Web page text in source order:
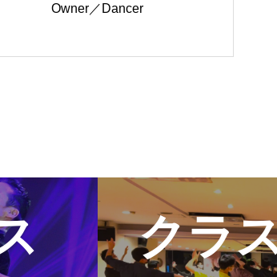
クリエイティブなメンバー
料金案内
お得な料金システムがあ
Owner／Dancer
クラ